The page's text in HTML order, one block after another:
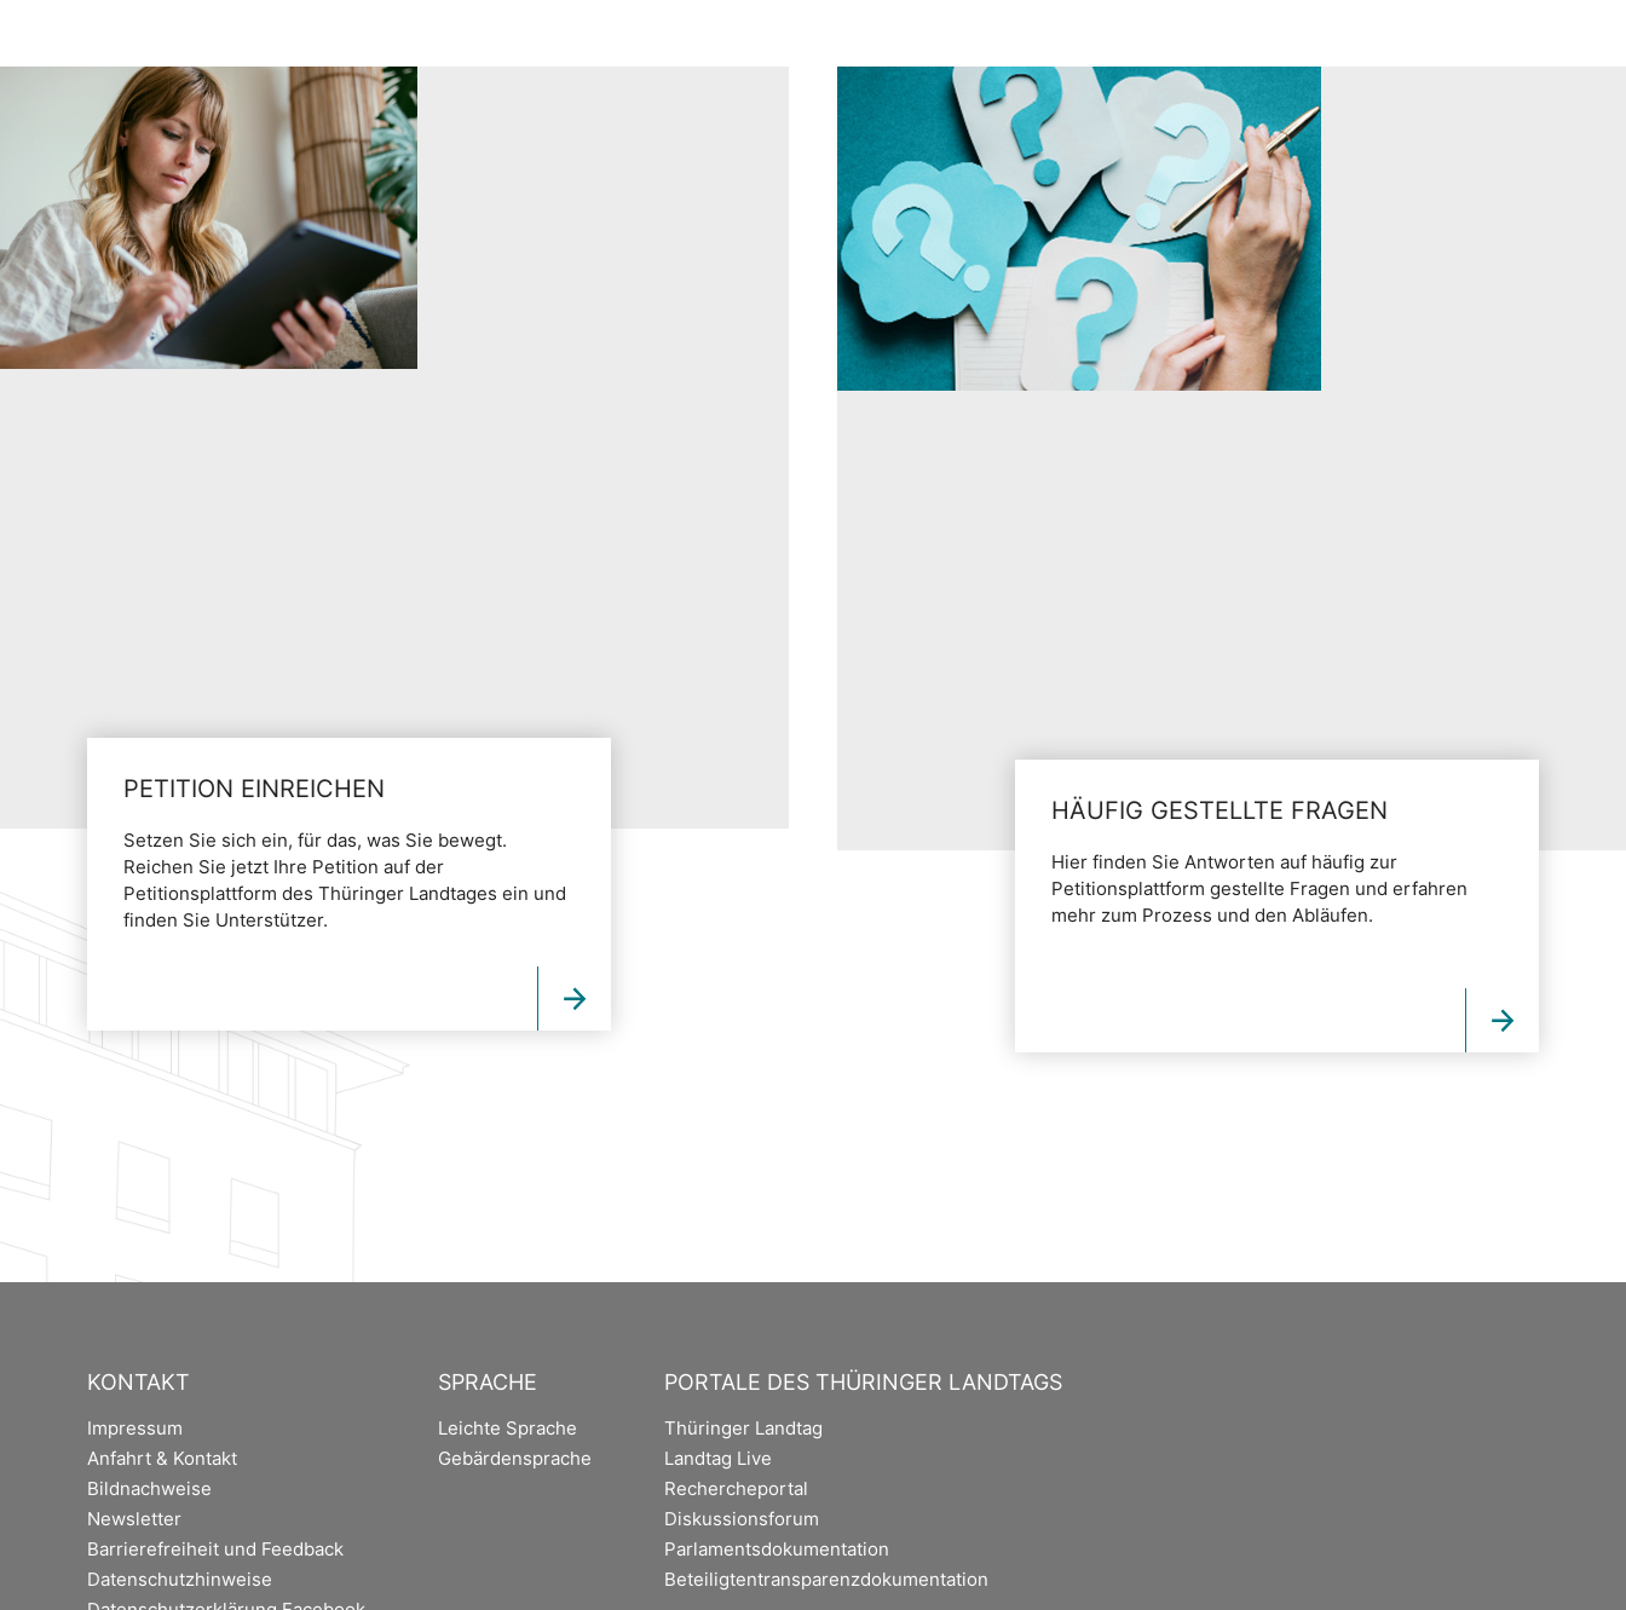
PETITION EINREICHEN
Setzen Sie sich ein, für das, was Sie bewegt.
Reichen Sie jetzt Ihre Petition auf der
Petitionsplattform des Thüringer Landtages ein und
finden Sie Unterstützer.
HÄUFIG GESTELLTE FRAGEN
Hier finden Sie Antworten auf häufig zur
Petitionsplattform gestellte Fragen und erfahren
mehr zum Prozess und den Abläufen.
KONTAKT
Impressum
Anfahrt & Kontakt
Bildnachweise
Newsletter
Barrierefreiheit und Feedback
Datenschutzhinweise
SPRACHE
Leichte Sprache
Gebärdensprache
PORTALE DES THÜRINGER LANDTAGS
Thüringer Landtag
Landtag Live
Rechercheportal
Diskussionsforum
Parlamentsdokumentation
Beteiligtentransparenzdokumentation